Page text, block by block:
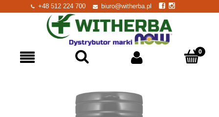
+48 512 224 700 biuro@witherba.pl